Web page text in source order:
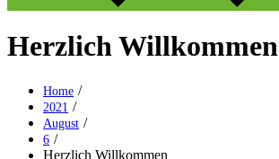
Herzlich Willkommen
Home
2021
August
6
Herzlich Willkommen